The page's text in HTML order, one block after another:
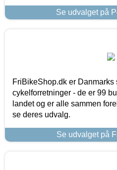
Se udvalget på
FriBikeShop.dk er
cykelforretninger - de er 99
landet og er alle sammen
se deres udvalg.
Se udvalget på